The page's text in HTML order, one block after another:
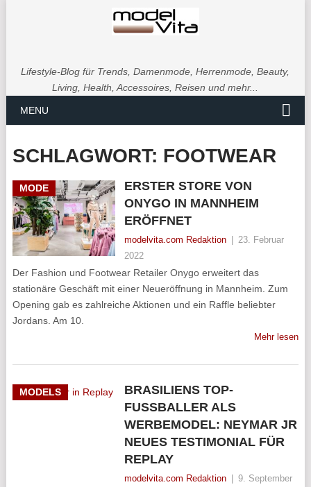
Lifestyle-Blog für Trends, Damenmode, Herrenmode, Beauty,
Living, Health, Accessoires, Reisen und mehr...
MENU
SCHLAGWORT: FOOTWEAR
MODE
ERSTER STORE VON
ONYGO IN MANNHEIM
ERÖFFNET
modelvita.com Redaktion
23. Februar
2022
Der Fashion und Footwear Retailer Onygo erweitert das
stationäre Geschäft mit einer Neueröffnung in Mannheim. Zum
Opening gab es zahlreiche Aktionen und ein Raffle beliebter
Jordans. Am 10.
Mehr lesen
MODELS
BRASILIENS TOP-
FUSSBALLER ALS
WERBEMODEL: NEYMAR JR
NEUES TESTIMONIAL FÜR
REPLAY
modelvita.com Redaktion
9. September